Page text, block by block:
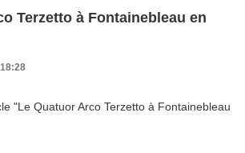
Terzetto à Fontainebleau en